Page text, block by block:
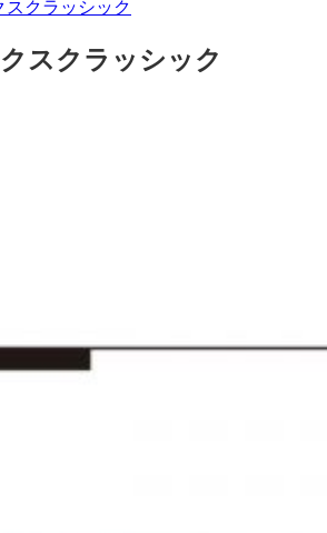
スクラッシック
スクラッシック